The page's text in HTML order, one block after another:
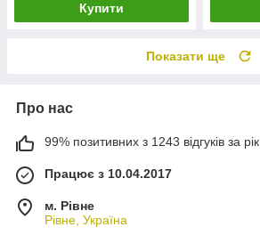
Купити
Показати ще
Про нас
99% позитивних з 1243 відгуків за рік
Працює з 10.04.2017
м. Рівне
Рівне, Україна